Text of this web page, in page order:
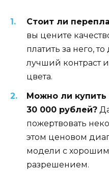
Стоит ли
вы цените
платить за него,
лучший контраст
цвета.
Можно ли купить
30 000 рублей?
пожертвовать
этом ценовом
модели с
разрешением.